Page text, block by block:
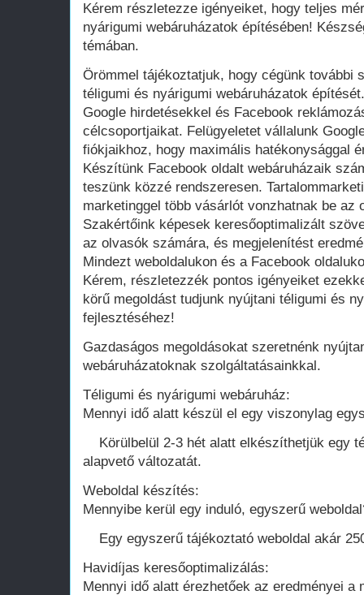
Kérem részletezze igényeiket, hogy teljes
nyárigumi webáruházatok építésében!
témában.
Örömmel tájékoztatjuk, hogy cégünk további
téligumi és nyárigumi webáruházatok építését.
Google hirdetésekkel és Facebook
célcsoportjaikat. Felügyeletet vállalunk
fiókjaikhoz, hogy maximális hatékonysággal
Készítünk Facebook oldalt webáruházaik
teszünk közzé rendszeresen.
marketinggel több vásárlót vonzhatnak be az
Szakértőink képesek keresőoptimalizált
az olvasók számára, és megjelenítést
Mindezt weboldalukon és a Facebook
Kérem, részletezzék pontos igényeiket
körű megoldást tudjunk nyújtani téligumi és
fejlesztéséhez!
Gazdaságos megoldásokat szeretnénk
webáruházatoknak szolgáltatásainkkal.
Téligumi és nyárigumi webáruház:
Mennyi idő alatt készül el egy viszonylag
Körülbelül 2-3 hét alatt elkészíthetjük egy
alapvető változatát.
Weboldal készítés:
Mennyibe kerül egy induló, egyszerű
Egy egyszerű tájékoztató weboldal akár
Havidíjas keresőoptimalizálás:
Mennyi idő alatt érezhetőek az eredményei a